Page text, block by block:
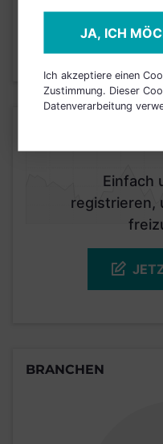
Einfach
registrieren,
BRANCHEN
JA, ICH
Ich akzeptiere einen
Zustimmung. Dieser
Datenverarbeitung